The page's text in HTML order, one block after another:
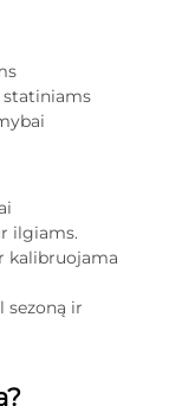
statiniams
ilgiams.
kalibruojama
sezoną ir